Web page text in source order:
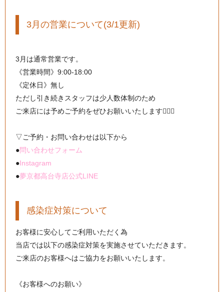
3月の営業について(3/1更新)
3月は通常営業です。
《営業時間》9:00-18:00
《定休日》無し
ただし引き続きスタッフは少人数体制のため
ご来店には予めご予約をぜひお願いいたします🙇🏻‍♀️
▽ご予約・お問い合わせは以下から
●問い合わせフォーム
●Instagram
●夢京都高台寺店公式LINE
感染症対策について
お客様に安心してご利用いただく為
当店では以下の感染症対策を実施させていただきます。
ご来店のお客様へはご協力をお願いいたします。
《お客様へのお願い》